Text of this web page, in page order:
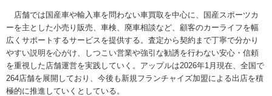
店舗では国産車や輸入車を問わない車買取を中心に、国産スポーツカ
ーを主とした小売り販売、車検、廃車相談など、顧客のカーライフを幅
広くサポートするサービスを提供する。査定から契約まで丁寧で分かり
やすい説明を心がけ、しつこい営業や強引な勧誘を行わない安心・信頼
を重視した店舗運営を実践していく。アップルは2026年1月現在、全国で
264店舗を展開しており、今後も新規フランチャイズ加盟による出店を積
極的に推進していくとしている。